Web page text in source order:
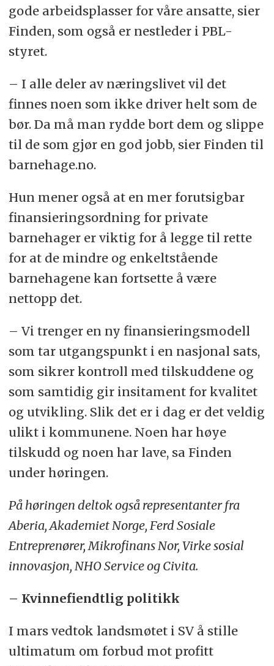
gode arbeidsplasser for våre ansatte, sier
Finden, som også er nestleder i PBL-
styret.
– I alle deler av næringslivet vil det
finnes noen som ikke driver helt som de
bør. Da må man rydde bort dem og slippe
til de som gjør en god jobb, sier Finden til
barnehage.no.
Hun mener også at en mer forutsigbar
finansieringsordning for private
barnehager er viktig for å legge til rette
for at de mindre og enkeltstående
barnehagene kan fortsette å være
nettopp det.
– Vi trenger en ny finansieringsmodell
som tar utgangspunkt i en nasjonal sats,
som sikrer kontroll med tilskuddene og
som samtidig gir insitament for kvalitet
og utvikling. Slik det er i dag er det veldig
ulikt i kommunene. Noen har høye
tilskudd og noen har lave, sa Finden
under høringen.
På høringen deltok også representanter fra
Aberia, Akademiet Norge, Ferd Sosiale
Entreprenører, Mikrofinans Nor, Virke sosial
innovasjon, NHO Service og Civita.
– Kvinnefiendtlig politikk
I mars vedtok landsmøtet i SV å stille
ultimatum om forbud mot profitt